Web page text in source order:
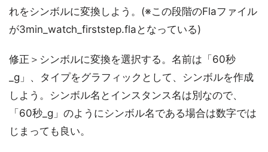
れをシンボルに変換しよう。(※この段階のFlaファイル
が3min_watch_firststep.flaとなっている)
修正＞シンボルに変換を選択する。名前は「60秒
_g」、タイプをグラフィックとして、シンボルを作成
しよう。シンボル名とインスタンス名は別なので、
「60秒_g」のようにシンボル名である場合は数字では
じまっても良い。